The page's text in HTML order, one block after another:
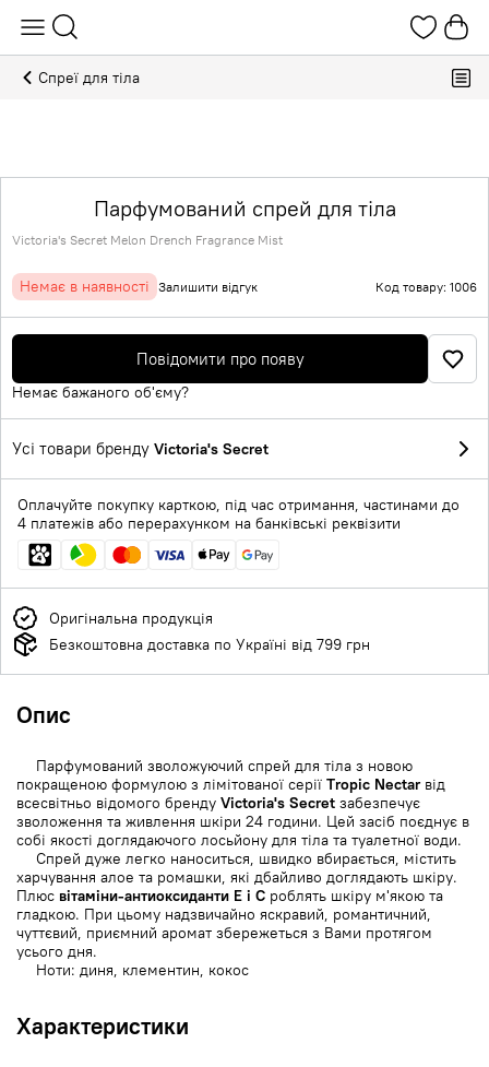
Спреї для тіла
Парфумований спрей для тіла
Victoria's Secret Melon Drench Fragrance Mist
Немає в наявності Залишити відгук Код товару: 1006
Повідомити про появу
Немає бажаного об'єму?
Усі товари бренду Victoria's Secret
Оплачуйте покупку карткою, під час отримання, частинами до
4 платежів або перерахунком на банківські реквізити
Оригінальна продукція
Безкоштовна доставка по Україні від 799 грн
Опис
Парфумований зволожуючий спрей для тіла з новою
покращеною формулою з лімітованої серії Tropic Nectarвід
всесвітньо відомого бренду Victoria's Secret забезпечує
зволоження та живлення шкіри 24 години. Цей засіб поєднує в
собі якості доглядаючого лосьйону для тіла та туалетної води.
Спрей дуже легко наноситься, швидко вбирається, містить
харчування алое та ромашки, які дбайливо доглядають шкіру.
Плюс вітаміни-антиоксиданти Е і С роблять шкіру м'якою та
гладкою. При цьому надзвичайно яскравий, романтичний,
чуттєвий, приємний аромат збережеться з Вами протягом
усього дня.
Ноти: диня, клементин, кокос
Характеристики